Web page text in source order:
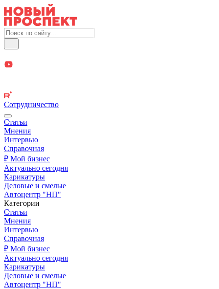
Сотрудничество
Статьи
Мнения
Интервью
Справочная
₽ Мой бизнес
Актуально сегодня
Карикатуры
Деловые и смелые
Автоцентр "НП"
Категории
Статьи
Мнения
Интервью
Справочная
₽ Мой бизнес
Актуально сегодня
Карикатуры
Деловые и смелые
Автоцентр "НП"